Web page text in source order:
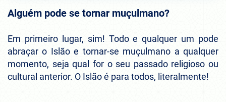
Alguém pode se tornar muçulmano?
Em primeiro lugar, sim! Todo e qualquer um pode
abraçar o Islão e tornar-se muçulmano a qualquer
momento, seja qual for o seu passado religioso ou
cultural anterior. O Islão é para todos, literalmente!